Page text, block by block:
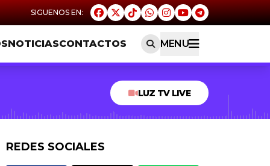
NOTICIASCONTACTOS MENU
LUZ TV LIVE
REDES SOCIALES